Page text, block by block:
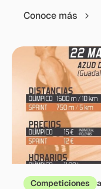
Conoce más
Competiciones